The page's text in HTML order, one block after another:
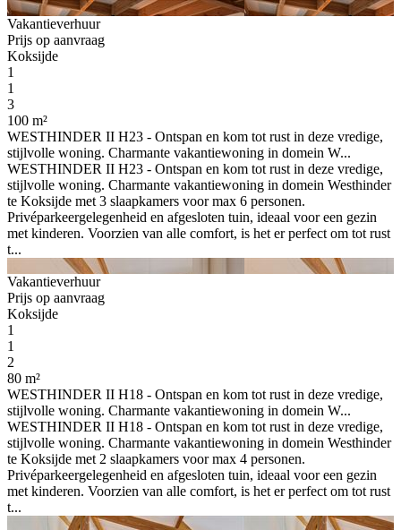
Vakantieverhuur
Prijs op aanvraag
Koksijde
1
1
3
100 m²
WESTHINDER II H23 - Ontspan en kom tot rust in deze vredige,
stijlvolle woning. Charmante vakantiewoning in domein W...
WESTHINDER II H23 - Ontspan en kom tot rust in deze vredige,
stijlvolle woning. Charmante vakantiewoning in domein Westhinder
te Koksijde met 3 slaapkamers voor max 6 personen.
Privéparkeergelegenheid en afgesloten tuin, ideaal voor een gezin
met kinderen. Voorzien van alle comfort, is het er perfect om tot rust
t...
Vakantieverhuur
Prijs op aanvraag
Koksijde
1
1
2
80 m²
WESTHINDER II H18 - Ontspan en kom tot rust in deze vredige,
stijlvolle woning. Charmante vakantiewoning in domein W...
WESTHINDER II H18 - Ontspan en kom tot rust in deze vredige,
stijlvolle woning. Charmante vakantiewoning in domein Westhinder
te Koksijde met 2 slaapkamers voor max 4 personen.
Privéparkeergelegenheid en afgesloten tuin, ideaal voor een gezin
met kinderen. Voorzien van alle comfort, is het er perfect om tot rust
t...